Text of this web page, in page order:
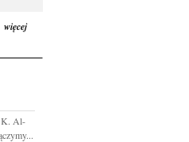
więcej
K. Al-